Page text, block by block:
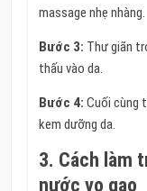
massage nhẹ nhàng.
Bước 3: Thư giãn
thấu vào da.
Bước 4: Cuối cùng
kem dưỡng da.
3. Cách làm
nước vo gạo